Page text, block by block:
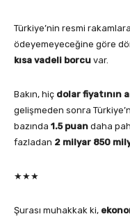
Türkiye’nin resmi
ödeyemeyeceğine göre
kısa vadeli borcu var.
Bakın, hiç dolar fiyatının
gelişmeden sonra
bazında 1.5 puan daha
fazladan 2 milyar 850
★★★
Şurası muhakkak ki,